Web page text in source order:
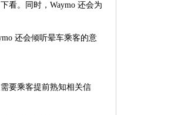
看。同时，Waymo 还会为
还会倾听晕车乘客的意
要乘客提前熟知相关信